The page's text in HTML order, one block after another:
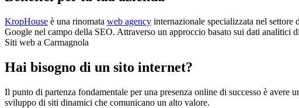
KropHouse è una rinomata web agency internazionale specializzata nel
Google nel campo della SEO. Attraverso un approccio basato sui dati analitici
Siti web a Carmagnola
Hai bisogno di un sito internet?
Il punto di partenza fondamentale per una presenza online di successo è avere
sviluppo di siti dinamici che comunicano un alto valore.